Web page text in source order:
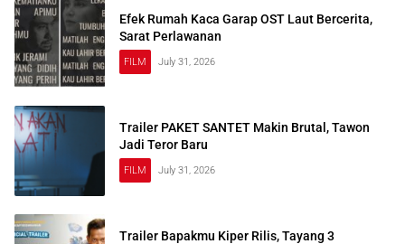
Efek Rumah Kaca Garap OST Laut Bercerita,
Sarat Perlawanan
FILM July 31, 2026
Trailer PAKET SANTET Makin Brutal, Tawon
Jadi Teror Baru
FILM July 31, 2026
Trailer Bapakmu Kiper Rilis, Tayang 3